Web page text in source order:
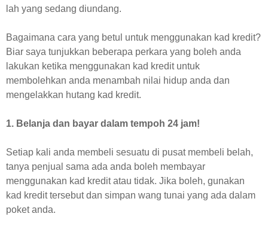
lah yang sedang diundang.
Bagaimana cara yang betul untuk menggunakan kad kredit?
Biar saya tunjukkan beberapa perkara yang boleh anda
lakukan ketika menggunakan kad kredit untuk
membolehkan anda menambah nilai hidup anda dan
mengelakkan hutang kad kredit.
1. Belanja dan bayar dalam tempoh 24 jam!
Setiap kali anda membeli sesuatu di pusat membeli belah,
tanya penjual sama ada anda boleh membayar
menggunakan kad kredit atau tidak. Jika boleh, gunakan
kad kredit tersebut dan simpan wang tunai yang ada dalam
poket anda.